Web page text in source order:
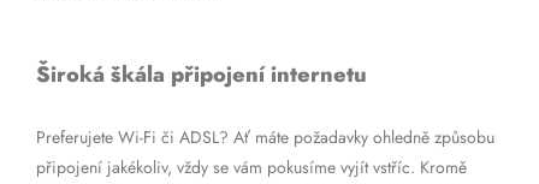
Široká škála připojení internetu
Preferujete Wi-Fi či ADSL? Ať máte požadavky ohledně způsobu
připojení jakékoliv, vždy se vám pokusíme vyjít vstříc. Kromě